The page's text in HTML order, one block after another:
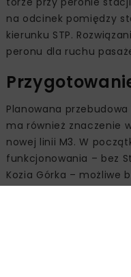
na odcinek pomiędzy
kierunku STP.
peronu dla ruchu
Planowana
ma również znaczenie
nowej linii M3. W
funkcjonowania – bez
Kozia Górka – możliwe